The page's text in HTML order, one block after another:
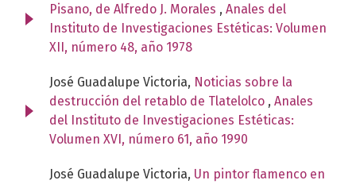
Pisano, de Alfredo J. Morales , Anales del
Instituto de Investigaciones Estéticas: Volumen
XII, número 48, año 1978
José Guadalupe Victoria, Noticias sobre la
destrucción del retablo de Tlatelolco , Anales
del Instituto de Investigaciones Estéticas:
Volumen XVI, número 61, año 1990
José Guadalupe Victoria, Un pintor flamenco en